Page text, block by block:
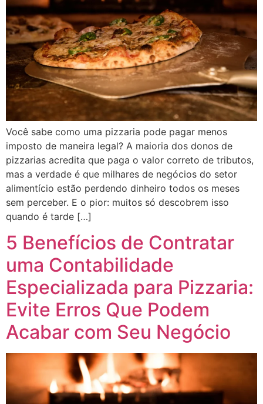
Você sabe como uma pizzaria pode pagar menos
imposto de maneira legal? A maioria dos donos de
pizzarias acredita que paga o valor correto de tributos,
mas a verdade é que milhares de negócios do setor
alimentício estão perdendo dinheiro todos os meses
sem perceber. E o pior: muitos só descobrem isso
quando é tarde […]
5 Benefícios de Contratar
uma Contabilidade
Especializada para Pizzaria:
Evite Erros Que Podem
Acabar com Seu Negócio